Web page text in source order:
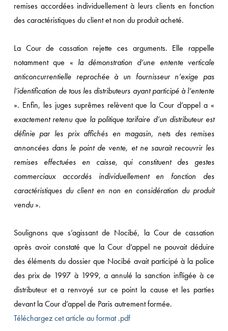
remises accordées individuellement à leurs clients en fonction
des caractéristiques du client et non du produit acheté.
La Cour de cassation rejette ces arguments. Elle rappelle
notamment que « la démonstration d’une entente verticale
anticoncurrentielle reprochée à un fournisseur n’exige pas
l’identification de tous les distributeurs ayant participé à l’entente
». Enfin, les juges suprêmes relèvent que la Cour d’appel a «
exactement retenu que la politique tarifaire d’un distributeur est
définie par les prix affichés en magasin, nets des remises
annoncées dans le point de vente, et ne saurait recouvrir les
remises effectuées en caisse, qui constituent des gestes
commerciaux accordés individuellement en fonction des
caractéristiques du client en non en considération du produit
vendu».
Soulignons que s’agissant de Nocibé, la Cour de cassation
après avoir constaté que la Cour d’appel ne pouvait déduire
des éléments du dossier que Nocibé avait participé à la police
des prix de 1997 à 1999, a annulé la sanction infligée à ce
distributeur et a renvoyé sur ce point la cause et les parties
devant la Cour d’appel de Paris autrement formée.
Téléchargez cet article au format .pdf